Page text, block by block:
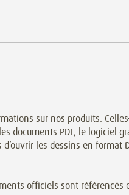
sur nos produits.
documents PDF, le logiciel
les dessins en format
officiels sont